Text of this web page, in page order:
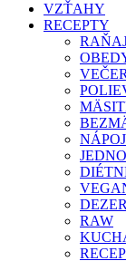
VZŤAHY
RECEPTY
RAW